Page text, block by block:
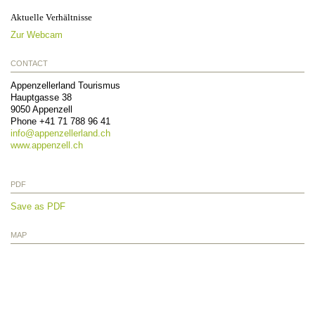
Aktuelle Verhältnisse
Zur Webcam
CONTACT
Appenzellerland Tourismus
Hauptgasse 38
9050 Appenzell
Phone +41 71 788 96 41
info@appenzellerland.ch
www.appenzell.ch
PDF
Save as PDF
MAP